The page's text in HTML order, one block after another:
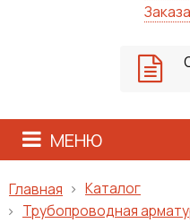
МЕНЮ
Главная
Каталог
Трубопроводная